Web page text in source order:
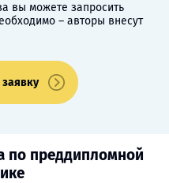
вы можете запросить
– авторы внесут
по преддипломной